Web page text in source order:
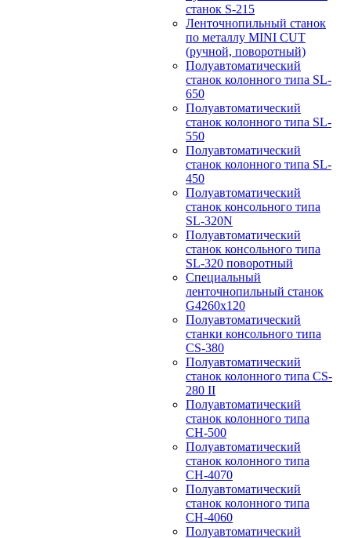
станок S-215
Ленточнопильный станок
по металлу MINI CUT
(ручной, поворотный)
Полуавтоматический
станок колонного типа SL-
650
Полуавтоматический
станок колонного типа SL-
550
Полуавтоматический
станок колонного типа SL-
450
Полуавтоматический
станок консольного типа
SL-320N
Полуавтоматический
станок консольного типа
SL-320 поворотный
Специальный
ленточнопильный станок
G4260x120
Полуавтоматический
станки консольного типа
CS-380
Полуавтоматический
станок колонного типа CS-
280 II
Полуавтоматический
станок колонного типа
CH-500
Полуавтоматический
станок колонного типа
CH-4070
Полуавтоматический
станок колонного типа
CH-4060
Полуавтоматический